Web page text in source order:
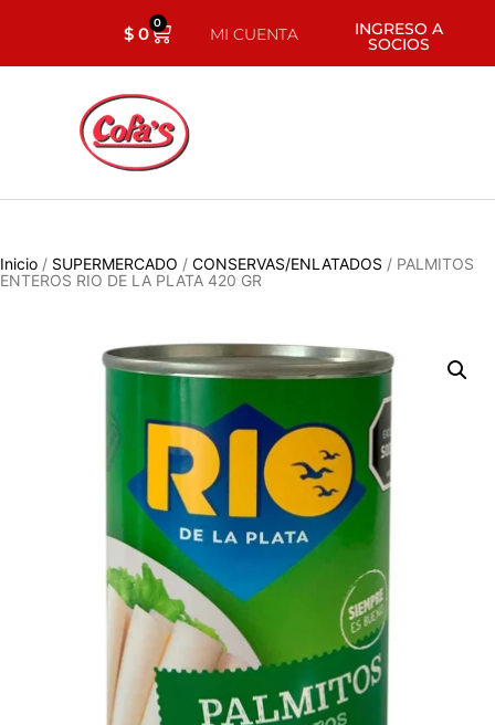
$0 0
MI CUENTA INGRESO A
SOCIOS
Inicio / SUPERMERCADO / CONSERVAS/ENLATADOS / PALMITOS
ENTEROS RIO DE LA PLATA 420 GR